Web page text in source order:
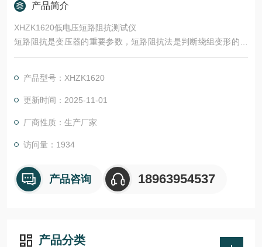
产品简介
XHZK1620低电压短路阻抗测试仪
短路阻抗是变压器的重要参数，短路阻抗法是判断绕组变形的传
统方法，根据GB1094.5-2003和IEC60076-5:2000规定，短路电
低电压短路阻抗测试仪的功能特点
★可测量变压器短路阻抗、短路电抗、三相阻抗电压；
★仅使用单相220V交流电
产品型号：XHZK1620
更新时间：2025-11-01
厂商性质：生产厂家
访问量：1934
产品咨询 18963954537
产品分类